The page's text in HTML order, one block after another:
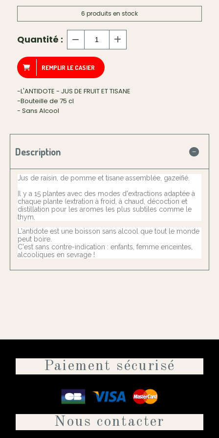
6 produits en stock
Quantité :
REMPLIR LE CASIER
-L'ANTIDOTE - JUS DE FRUIT ET TISANE
-Bouteille de 75 cl
- Sans Alcool
Description
Jus de raisin, de pomme et tisane assemblée, gazeifié.
Il y a 15 plantes avec des modes d'extractions adaptée à
chaque plante (extration à froid, à chaud, décoction et
distillation pour les aromes les plus subtiles comme le
thym.
L'antidote est une boisson sans alcool que tout le monde
peut boire.
C'est sans contre-indication : enfants, femme enceintes,
alcooliques en sevrage !
Paiement sécurisé
Nous contacter